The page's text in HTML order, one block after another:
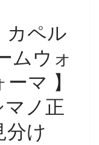
ペル
ムウォ
マ 】
ノ正
分け